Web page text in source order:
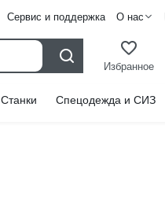
Сервис и поддержка О нас
Избранное
Станки Спецодежда и СИЗ